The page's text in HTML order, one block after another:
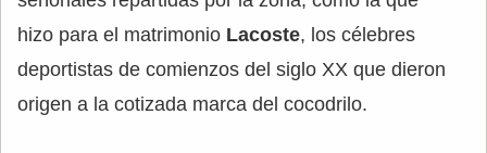
hizo para el matrimonio Lacoste, los célebres
deportistas de comienzos del siglo XX que dieron
origen a la cotizada marca del cocodrilo.